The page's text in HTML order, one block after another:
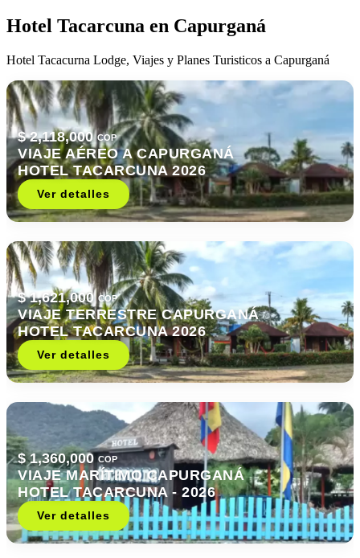
Hotel Tacarcuna en Capurganá
Hotel Tacacurna Lodge, Viajes y Planes Turisticos a Capurganá
$ 2,118,000COP
VIAJE AÉREO A CAPURGANÁ
HOTEL TACARCUNA 2026
Ver detalles
$ 1,621,000 COP
VIAJE TERRESTRE CAPURGANÁ
HOTEL TACARCUNA 2026
Ver detalles
$ 1,360,000COP
VIAJE MARÍTIMO CAPURGANÁ
HOTEL TACARCUNA - 2026
Ver detalles